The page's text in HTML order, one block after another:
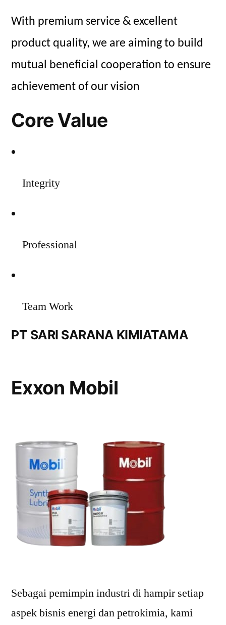
With premium service & excellent
product quality, we are aiming to build
mutual beneficial cooperation to ensure
achievement of our vision
Core Value
Integrity
Professional
Team Work
PT SARI SARANA KIMIATAMA
Exxon Mobil
Sebagai pemimpin industri di hampir setiap
aspek bisnis energi dan petrokimia, kami